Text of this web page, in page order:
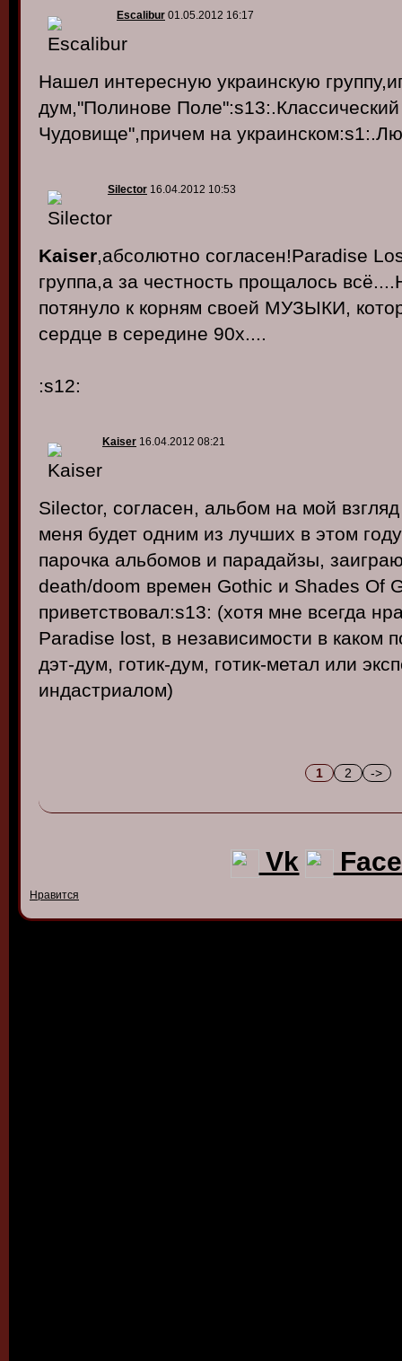
Escalibur 01.05.2012 16:17
Нашел интересную украинскую
дум,"Полинове
Чудовище",причем на
Silector 16.04.2012 10:53
Kaiser,абсолютно согласен!Paradise
группа,а за честность прощалось
потянуло к корням своей МУЗЫКИ,
сердце в середине 90х....
:s12:
Kaiser 16.04.2012 08:21
Silector, согласен, альбом на мой
меня будет одним из лучших в этом
парочка альбомов и парадайзы,
death/doom времен Gothic и Shades Of
приветствовал:s13: (хотя мне всегда
Paradise lost, в независимости в каком
дэт-дум, готик-дум, готик-метал или
индастриалом)
1 2 ->
Vk
Нравится